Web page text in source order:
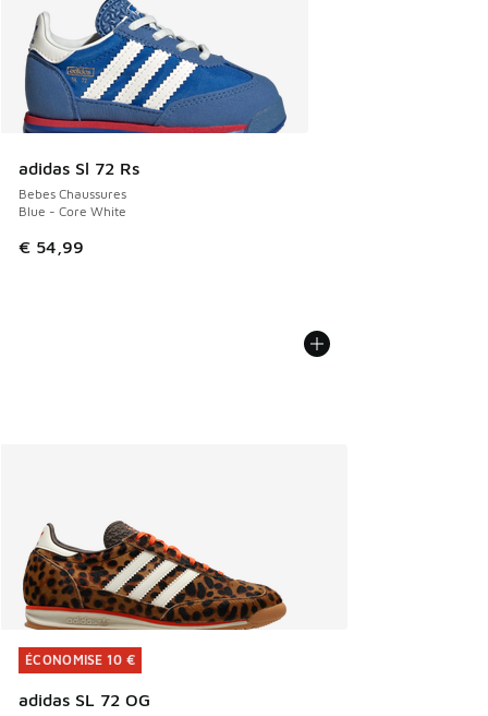
adidas Sl 72 Rs
Bebes Chaussures
Blue - Core White
€ 54,99
ÉCONOMISE 10 €
adidas SL 72 OG
ÉCONOMISE 10 €